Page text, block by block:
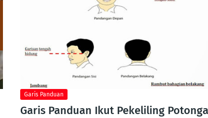
Garis Panduan
Garis Panduan Ikut Pekeliling